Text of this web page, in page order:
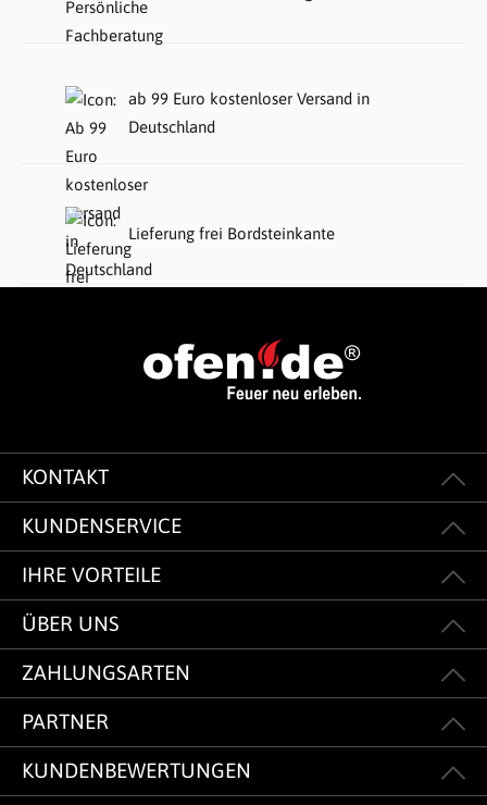
ab 99 Euro kostenloser Versand in
Deutschland
Lieferung frei Bordsteinkante
KONTAKT
KUNDENSERVICE
IHRE VORTEILE
ÜBER UNS
ZAHLUNGSARTEN
PARTNER
KUNDENBEWERTUNGEN